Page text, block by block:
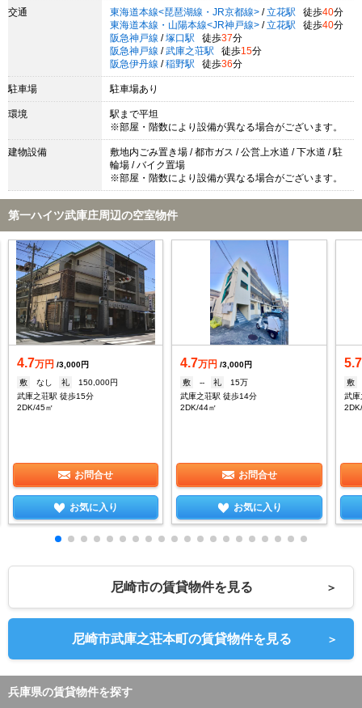
交通 東海道本線<琵琶湖線・JR京都線> / 立花駅 徒歩40分
東海道本線・山陽本線<JR神戸線> / 立花駅 徒歩40分
阪急神戸線 / 塚口駅 徒歩37分
阪急神戸線 / 武庫之荘駅 徒歩15分
阪急伊丹線 / 稲野駅 徒歩36分
駐車場 駐車場あり
環境
駅まで平坦
※部屋・階数により設備が異なる場合がございます。
建物設備
敷地内ごみ置き場 / 都市ガス / 公営上水道 / 下水道 / 駐
輪場 / バイク置場
※部屋・階数により設備が異なる場合がございます。
第一ハイツ武庫庄周辺の空室物件
4.7万円 /3,000円
敷
なし 礼
150,000円
武庫之荘駅 徒歩15分
2DK/45㎡
お問合せ
お気に入り
4.7万円 /3,000円
敷
-- 礼
15万
武庫之荘駅 徒歩14分
2DK/44㎡
お問合せ
お気に入り
5.7
敷
武
尼崎市の賃貸物件を見る ＞
尼崎市武庫之荘本町の賃貸物件を見る ＞
兵庫県の賃貸物件を探す